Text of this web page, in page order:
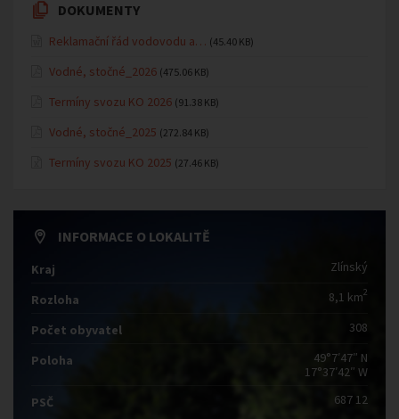
DOKUMENTY
Reklamační řád vodovodu a… (45.40 KB)
Vodné, stočné_2026 (475.06 KB)
Termíny svozu KO 2026 (91.38 KB)
Vodné, stočné_2025 (272.84 KB)
Termíny svozu KO 2025 (27.46 KB)
INFORMACE O LOKALITĚ
Kraj Zlínský
Rozloha 8,1 km2
Počet obyvatel 308
Poloha
49°7′47″ N
17°37′42″ W
PSČ
687 12